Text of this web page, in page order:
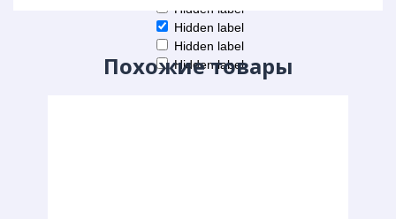
Hidden label
Hidden label
Hidden label
Hidden label
Похожие товары